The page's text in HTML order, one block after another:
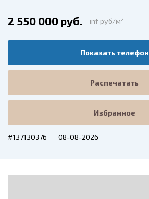
2 550 000 руб. inf руб/м2
Показать телефон
Распечатать
Избранное
#137130376 08-08-2026